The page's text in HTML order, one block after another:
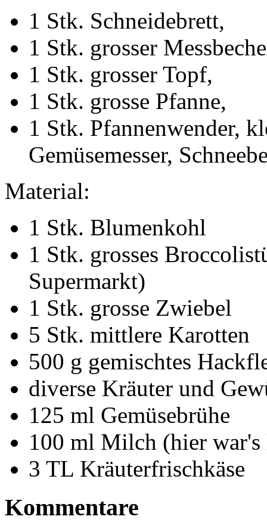
1 Stk. Schneidebrett,
1 Stk. grosser
1 Stk. grosser Topf,
1 Stk. grosse Pfanne,
1 Stk. Pfannenwender,
Gemüsemesser,
Material:
1 Stk. Blumenkohl
1 Stk. grosses
Supermarkt)
1 Stk. grosse Zwiebel
5 Stk. mittlere Karotten
500 g gemischtes
diverse Kräuter und
125 ml Gemüsebrühe
100 ml Milch (hier war's
3 TL Kräuterfrischkäse
Kommentare